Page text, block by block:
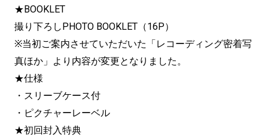
★BOOKLET
撮り下ろしPHOTO BOOKLET（16P）
※当初ご案内させていただいた「レコーディング密着写
真ほか」より内容が変更となりました。
★仕様
・スリーブケース付
・ピクチャーレーベル
★初回封入特典